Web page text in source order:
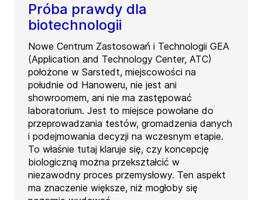
Próba prawdy dla
biotechnologii
Nowe Centrum Zastosowań i Technologii GEA
(Application and Technology Center, ATC)
położone w Sarstedt, miejscowości na
południe od Hanoweru, nie jest ani
showroomem, ani nie ma zastępować
laboratorium. Jest to miejsce powołane do
przeprowadzania testów, gromadzenia danych
i podejmowania decyzji na wczesnym etapie.
To właśnie tutaj klaruje się, czy koncepcję
biologiczną można przekształcić w
niezawodny proces przemysłowy. Ten aspekt
ma znaczenie większe, niż mogłoby się